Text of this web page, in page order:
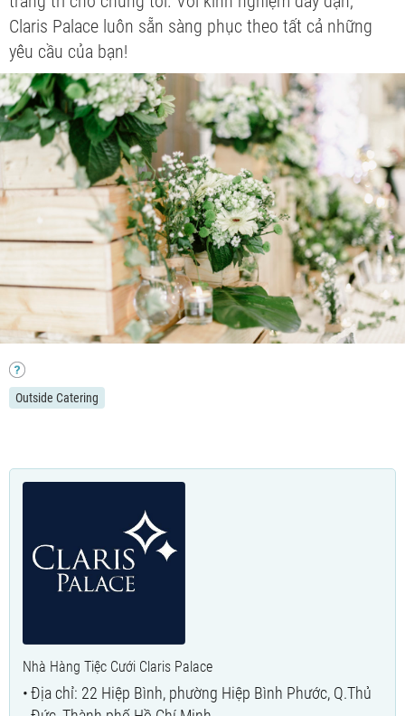
Claris Palace luôn sẵn sàng phục theo tất cả những
yêu cầu của bạn!
Outside Catering
Nhà Hàng Tiệc Cưới Claris Palace
Địa chỉ: 22 Hiệp Bình, phường Hiệp Bình Phước, Q.Thủ